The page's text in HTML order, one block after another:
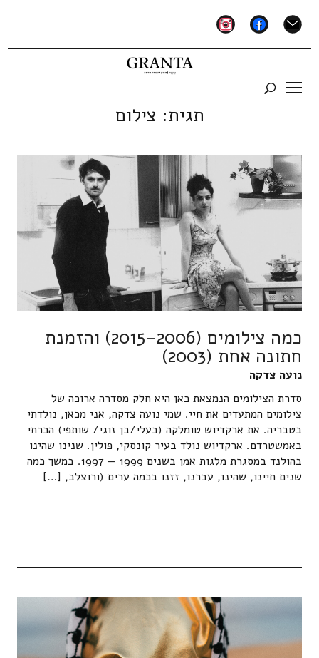
mail
facebook
instagram
תגית: צילום
כמה צילומים (2015-2006) והזמנת
חתונה אחת (2003)
נועה צדקה
סדרת הצילומים הנמצאת כאן היא חלק מסדרה ארוכה של
צילומים המתעדים את חיי. שמי נועה צדקה, אני מכאן, נולדתי
בטבריה. את ארקדיוש טומלקה (בעלי/בן זוגי/ שותפי) הכרתי
באמשטרדם. ארקדיוש נולד בעיר קונסקי, פולין. שנינו שהינו
בהולנד במסגרת מלגות אמן בשנים 1999 — 1997. במשך כמה
שנים חיינו, שהינו, עברנו, זזנו בכמה ערים (ורוצלב, […]